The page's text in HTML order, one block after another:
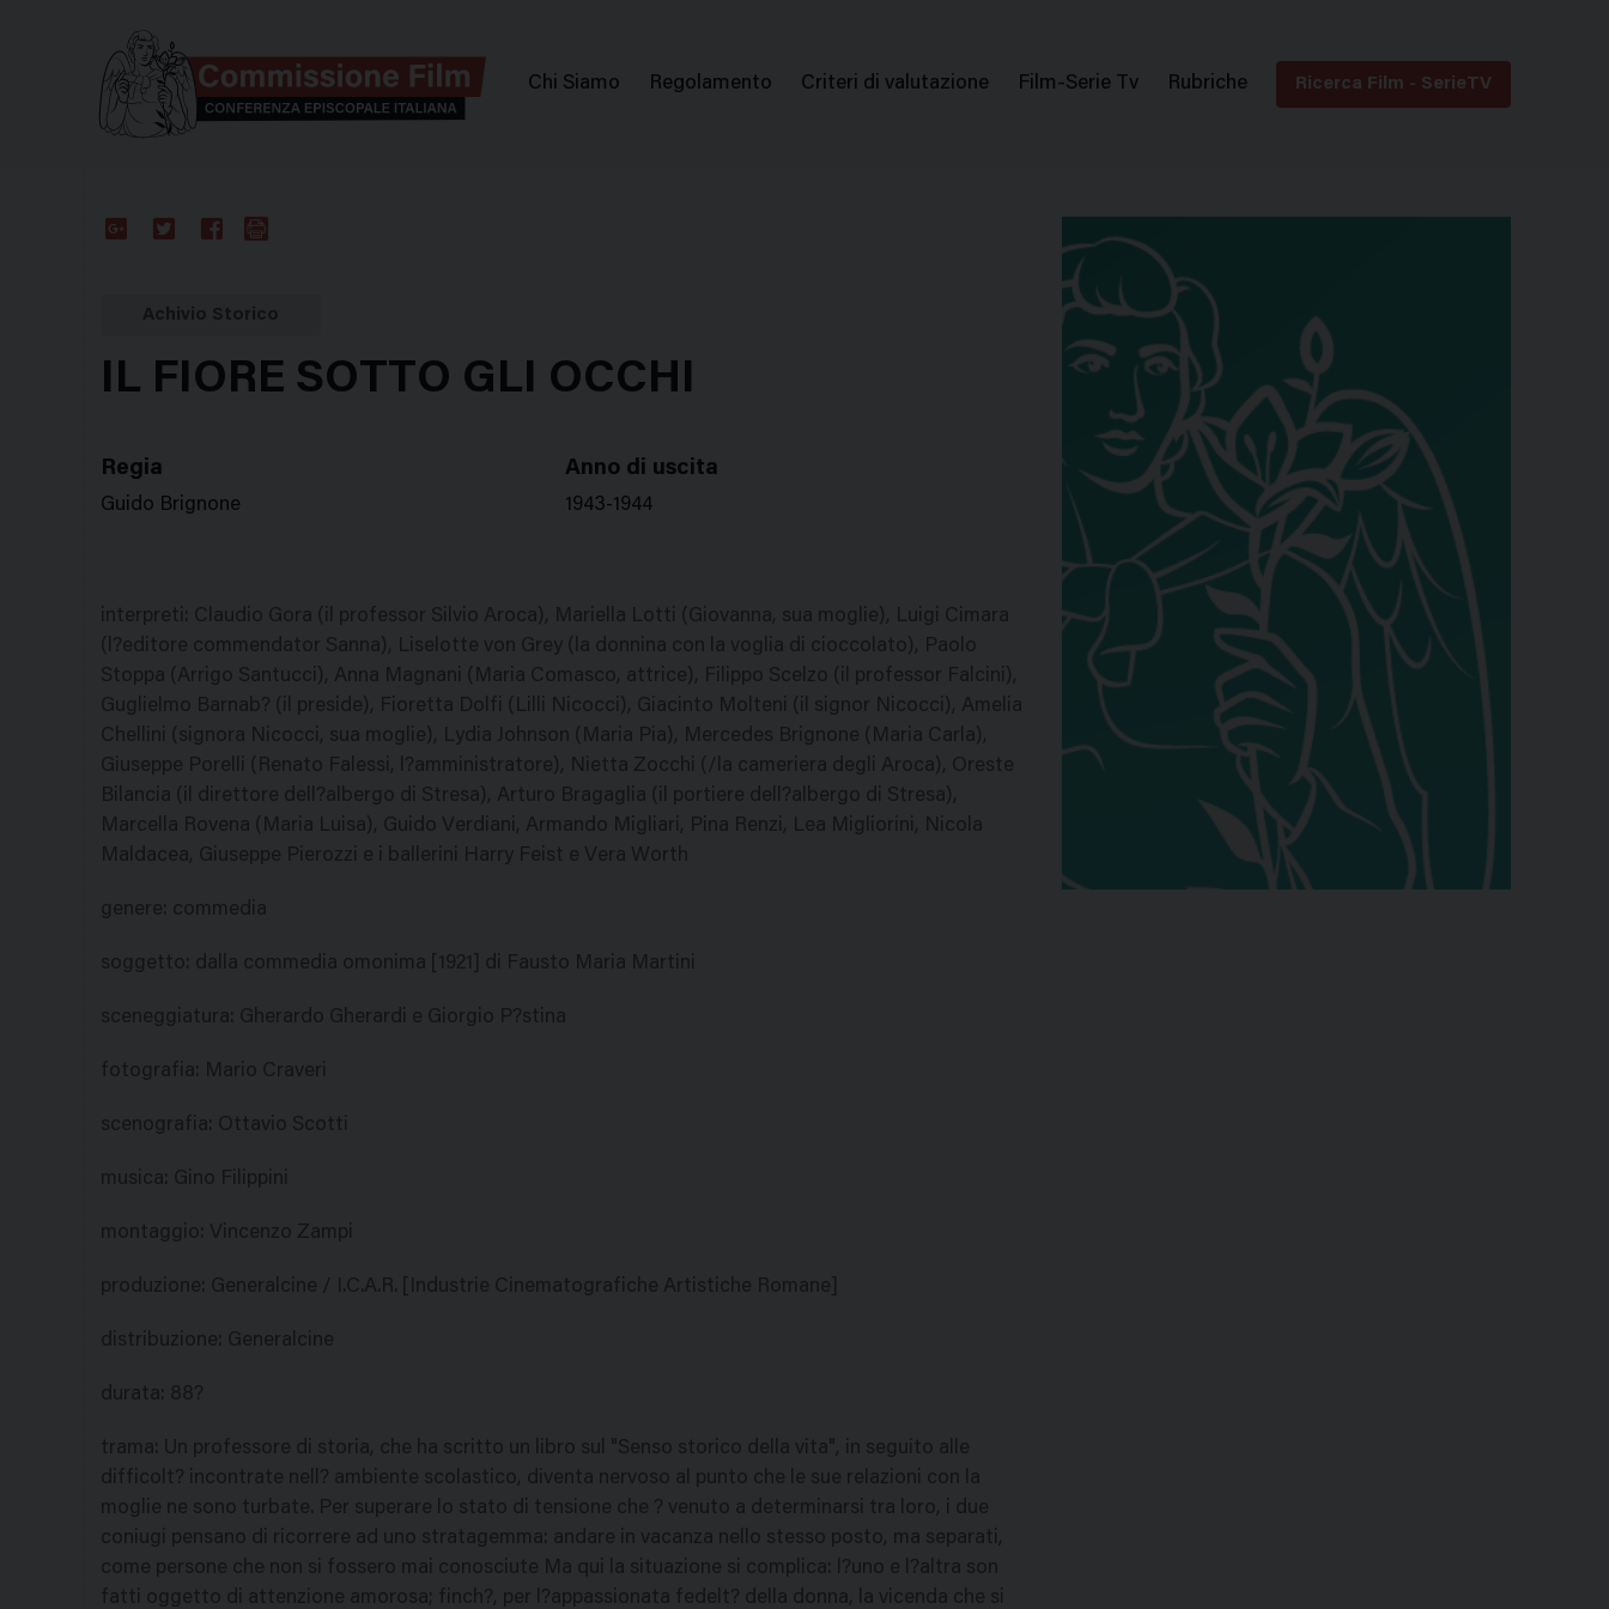
Menu
Chi Siamo Regolamento Criteri di valutazione Film-Serie Tv Rubriche Ricerca Film - SerieTV
IL FIORE SOTTO GLI OCCHI
Regia
Guido Brignone
Anno di uscita
1943-1944
interpreti: Claudio Gora (il professor Silvio Aroca), Mariella Lotti (Giovanna, sua moglie), Luigi Cimara
(l?editore commendator Sanna), Liselotte von Grey (la donnina con la voglia di cioccolato), Paolo
Stoppa (Arrigo Santucci), Anna Magnani (Maria Comasco, attrice), Filippo Scelzo (il professor Falcini),
Guglielmo Barnab? (il preside), Fioretta Dolfi (Lilli Nicocci), Giacinto Molteni (il signor Nicocci), Amelia
Chellini (signora Nicocci, sua moglie), Lydia Johnson (Maria Pia), Mercedes Brignone (Maria Carla),
Giuseppe Porelli (Renato Falessi, l?amministratore), Nietta Zocchi (/la cameriera degli Aroca), Oreste
Bilancia (il direttore dell?albergo di Stresa), Arturo Bragaglia (il portiere dell?albergo di Stresa),
Marcella Rovena (Maria Luisa), Guido Verdiani, Armando Migliari, Pina Renzi, Lea Migliorini, Nicola
Maldacea, Giuseppe Pierozzi e i ballerini Harry Feist e Vera Worth
genere: commedia
soggetto: dalla commedia omonima [1921] di Fausto Maria Martini
sceneggiatura: Gherardo Gherardi e Giorgio P?stina
fotografia: Mario Craveri
scenografia: Ottavio Scotti
musica: Gino Filippini
montaggio: Vincenzo Zampi
produzione: Generalcine / I.C.A.R. [Industrie Cinematografiche Artistiche Romane]
distribuzione: Generalcine
durata: 88?
trama: Un professore di storia, che ha scritto un libro sul "Senso storico della vita", in seguito alle
difficolt? incontrate nell? ambiente scolastico, diventa nervoso al punto che le sue relazioni con la
moglie ne sono turbate. Per superare lo stato di tensione che ? venuto a determinarsi tra loro, i due
coniugi pensano di ricorrere ad uno stratagemma: andare in vacanza nello stesso posto, ma separati,
come persone che non si fossero mai conosciute Ma qui la situazione si complica: l?uno e l?altra son
fatti oggetto di attenzione amorosa; finch?, per l?appassionata fedelt? della donna, la vicenda che si